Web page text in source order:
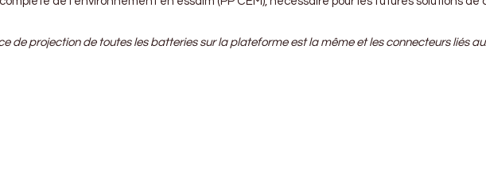
de projection de toutes les batteries sur la plateforme est la même et les connecteurs